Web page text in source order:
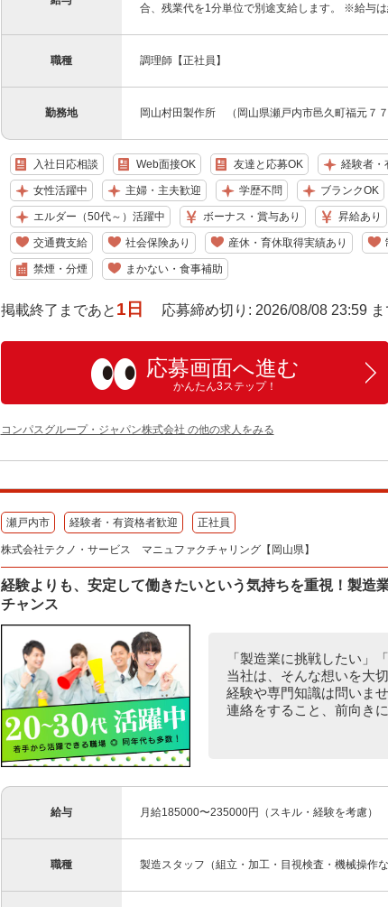
合、残業代を1分単位で別途支給します。 ※給与
職種 調理師【正社員】
勤務地 岡山村田製作所 （岡山県瀬戸内市邑久町福元７７
入社日応相談 Web面接OK 友達と応募OK 経験者・
女性活躍中 主婦・主夫歓迎 学歴不問 ブランクOK
エルダー（50代～）活躍中 ボーナス・賞与あり 昇給あり
交通費支給 社会保険あり 産休・育休取得実績あり
禁煙・分煙 まかない・食事補助
掲載終了まであと 1日 応募締め切り: 2026/08/08 23:59 ま
応募画面へ進む
かんたん3ステップ！
コンパスグループ・ジャパン株式会社 の他の求人をみる
瀬戸内市 経験者・有資格者歓迎 正社員
株式会社テクノ・サービス マニュファクチャリング【岡山県】
経験よりも、安定して働きたいという気持ちを重視！製造
チャンス
「製造業に挑戦したい」
当社は、そんな想いを大
経験や専門知識は問いま
連絡をすること、前向き
給与 月給185000〜235000円（スキル・経験を考慮）
職種 製造スタッフ（組立・加工・目視検査・機械操作な